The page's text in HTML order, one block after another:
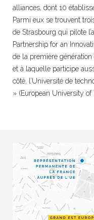
alliances, dont 10
Parmi eux se trouvent
de Strasbourg qui pilote
Partnership for an
de la première génération
et à laquelle participe
côté, l’Université de
» (European University of